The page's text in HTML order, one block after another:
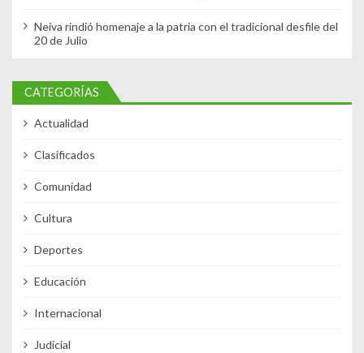
Neiva rindió homenaje a la patria con el tradicional desfile del
20 de Julio
CATEGORÍAS
Actualidad
Clasificados
Comunidad
Cultura
Deportes
Educación
Internacional
Judicial